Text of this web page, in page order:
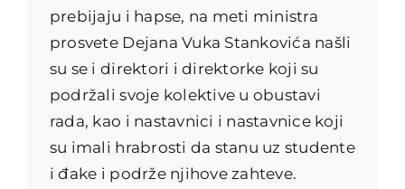
prebijaju i hapse, na meti ministra
prosvete Dejana Vuka Stankovića našli
su se i direktori i direktorke koji su
podržali svoje kolektive u obustavi
rada, kao i nastavnici i nastavnice koji
su imali hrabrosti da stanu uz studente
i đake i podrže njihove zahteve.